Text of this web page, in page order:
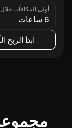
أولى المكافآت خلال
6 ساعات
ابدأ الربح